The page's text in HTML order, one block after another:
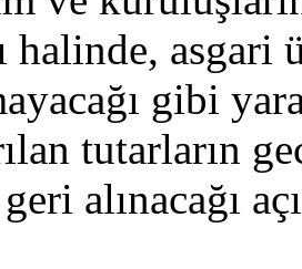
halinde, asgari
gibi
tutarların
alınacağı